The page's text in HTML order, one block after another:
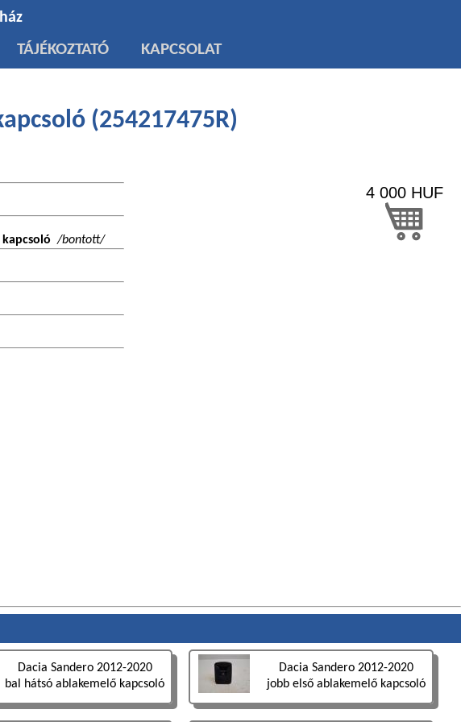
TÁJÉKOZTATÓ KAPCSOLAT
(254217475R)
kapcsoló/bontott/
4 000 HUF
Dacia Sandero 2012-2020
bal hátsó ablakemelő kapcsoló
Dacia Sandero 2012-2020
jobb első ablakemelő kapcsoló